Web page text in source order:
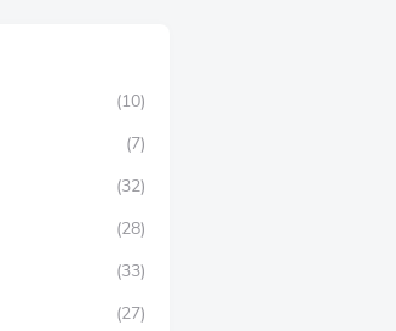
(10)
(7)
(32)
(28)
(33)
(27)